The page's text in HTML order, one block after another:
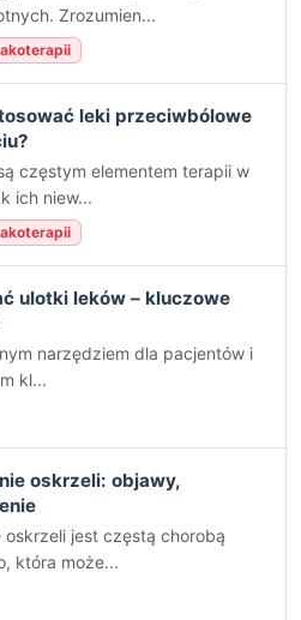
Zrozumien...
leki przeciwbólowe
częstym elementem terapii w
ich niew...
ulotki leków – kluczowe
narzędziem dla pacjentów i
kl...
oskrzeli: objawy,
oskrzeli jest częstą chorobą
która może...